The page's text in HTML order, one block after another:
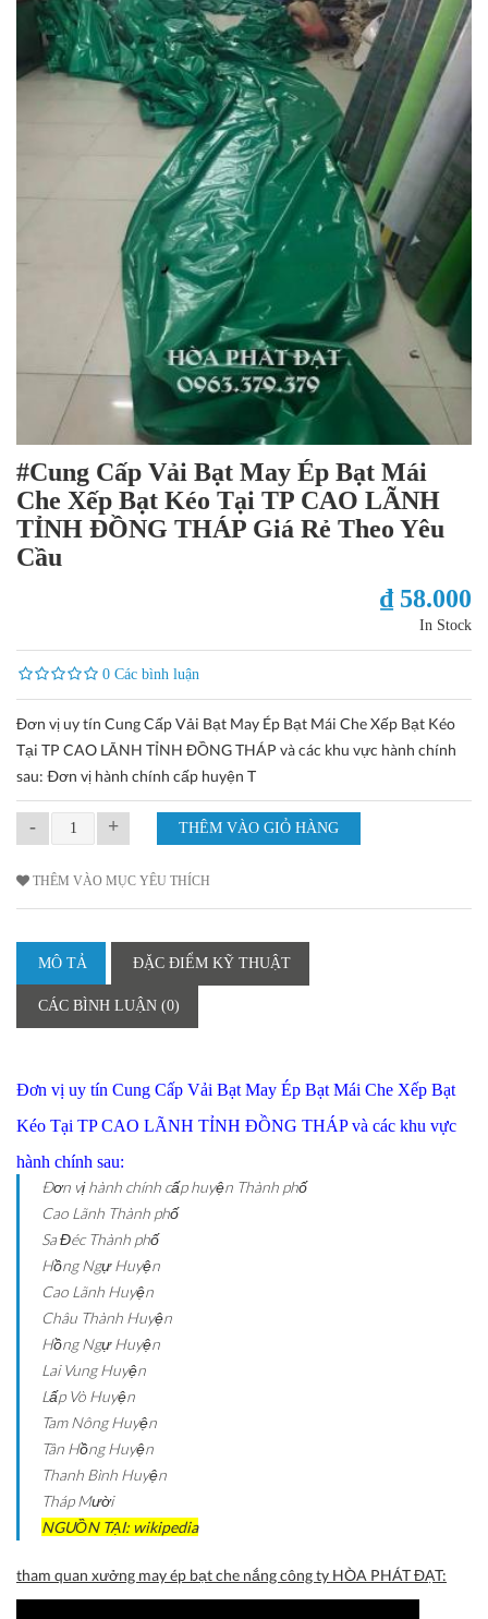
#Cung Cấp Vải Bạt May Ép Bạt Mái
Che Xếp Bạt Kéo Tại TP CAO LÃNH
TỈNH ĐỒNG THÁP Giá Rẻ Theo Yêu
Cầu
₫ 58.000
In Stock
0 Các bình luận
Đơn vị uy tín Cung Cấp Vải Bạt May Ép Bạt Mái Che Xếp Bạt Kéo
Tại TP CAO LÃNH TỈNH ĐỒNG THÁP và các khu vực hành chính
sau: Ðơn vị hành chính cấp huyện T
- +
THÊM VÀO MỤC YÊU THÍCH
MÔ TẢ ĐẶC ĐIỂM KỸ THUẬT
CÁC BÌNH LUẬN (0)
Đơn vị uy tín Cung Cấp Vải Bạt May Ép Bạt Mái Che Xếp Bạt
Kéo Tại TP CAO LÃNH TỈNH ĐỒNG THÁP và các khu vực
hành chính sau:
Ðơn vị hành chính cấp huyện Thành phố
Cao Lãnh Thành phố
Sa Đéc Thành phố
Hồng Ngự Huyện
Cao Lãnh Huyện
Châu Thành Huyện
Hồng Ngự Huyện
Lai Vung Huyện
Lấp Vò Huyện
Tam Nông Huyện
Tân Hồng Huyện
Thanh Bình Huyện
Tháp Mười
NGUỒN TẠI: wikipedia
tham quan xưởng may ép bạt che nắng công ty HÒA PHÁT ĐẠT: